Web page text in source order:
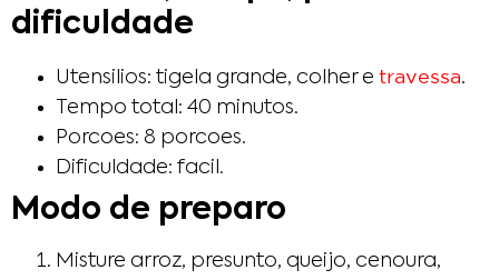
dificuldade
Utensilios: tigela grande, colher e travessa.
Tempo total: 40 minutos.
Porcoes: 8 porcoes.
Dificuldade: facil.
Modo de preparo
Misture arroz, presunto, queijo, cenoura,